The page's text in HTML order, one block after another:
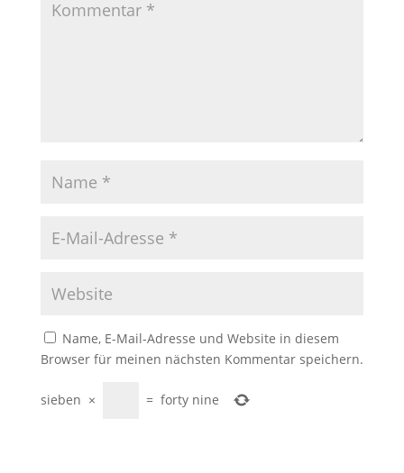
Name, E-Mail-Adresse und Website in diesem
Browser für meinen nächsten Kommentar speichern.
sieben × = forty nine